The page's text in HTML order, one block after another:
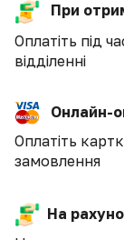
При
Оплатіть під
відділенні
Онлайн-
Оплатіть
замовлення
На